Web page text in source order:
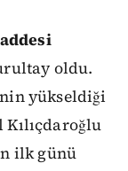
oldu.
yükseldiği
Kılıçdaroğlu
ilk günü